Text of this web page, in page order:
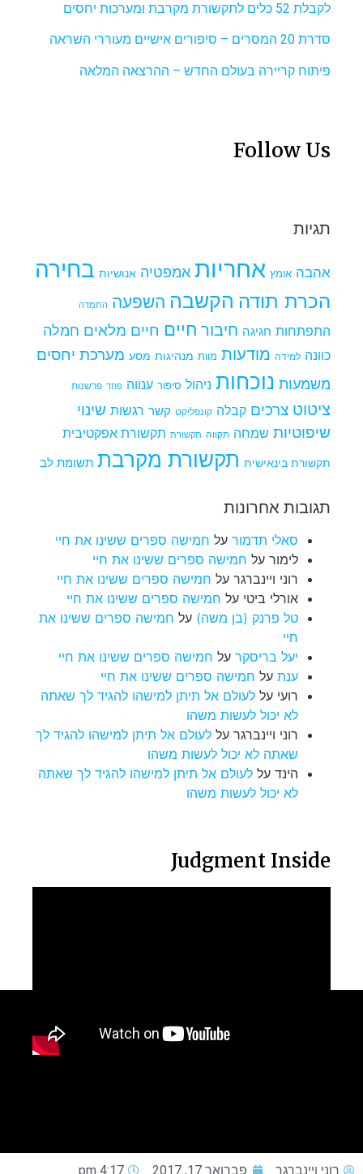
לקבלת 52 כלים לתקשורת מקרבת ומערכות יחסים
סדרת 20 המסרים – סיפורים אישיים מעוררי השראה
פיתוח קריירה בעולם החדש – ההרצאה המלאה
Follow Us
תגיות
אהבה אומץ אחריות אמפטיה אנושיות בחירה
הכרת תודה הקשבה השפעה התמדה
התפתחות חגיגה חיבור חיים חיים מלאים חמלה
כוונה למידה מודעות מוות מנהיגות מסע מערכת יחסים
משמעות נוכחות ניהול סיפור ענווה פחד פרשנות
ציטוט צרכים קבלה קונפליקט קשר רגשות שינוי
שיפוטיות שמחה תקווה תקשורת תקשורת אפקטיבית
תקשורת בינאישית תקשורת מקרבת תשומת לב
תגובות אחרונות
סאלי תדמור על חמישה ספרים ששינו את חיי
לימור על חמישה ספרים ששינו את חיי
רוני ויינברגר על חמישה ספרים ששינו את חיי
אורלי ביטי על חמישה ספרים ששינו את חיי
טל פרנק (בן משה) על חמישה ספרים ששינו את
חיי
יעל בריסקר על חמישה ספרים ששינו את חיי
ענת על חמישה ספרים ששינו את חיי
רועי על לעולם אל תיתן למישהו להגיד לך שאתה
לא יכול לעשות משהו
רוני ויינברגר על לעולם אל תיתן למישהו להגיד לך
שאתה לא יכול לעשות משהו
הינד על לעולם אל תיתן למישהו להגיד לך שאתה
לא יכול לעשות משהו
Judgment Inside
רוני ויינברגר פברואר 17, 2017 4:17 pm